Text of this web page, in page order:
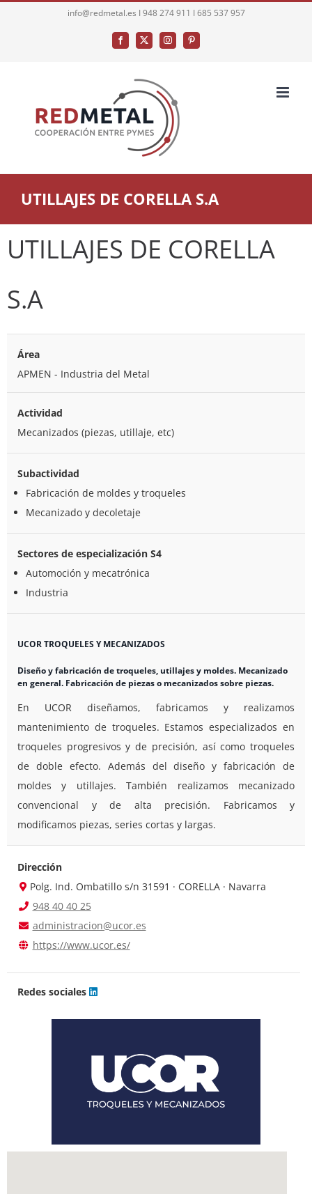
info@redmetal.es I 948 274 911 I 685 537 957
Facebook
X InstagramPinterest
UTILLAJES DE CORELLA S.A
UTILLAJES DE CORELLA
S.A
Área
APMEN - Industria del Metal
Actividad
Mecanizados (piezas, utillaje, etc)
Subactividad
Fabricación de moldes y troqueles
Mecanizado y decoletaje
Sectores de especialización S4
Automoción y mecatrónica
Industria
UCOR TROQUELES Y MECANIZADOS
Diseño y fabricación de troqueles, utillajes y moldes. Mecanizado
en general. Fabricación de piezas o mecanizados sobre piezas.
En UCOR diseñamos, fabricamos y realizamos
mantenimiento de troqueles. Estamos especializados en
troqueles progresivos y de precisión, así como troqueles
de doble efecto. Además del diseño y fabricación de
moldes y utillajes. También realizamos mecanizado
convencional y de alta precisión. Fabricamos y
modificamos piezas, series cortas y largas.
Dirección
Polg. Ind. Ombatillo s/n 31591 · CORELLA · Navarra
948 40 40 25
administracion@ucor.es
https://www.ucor.es/
Redes sociales